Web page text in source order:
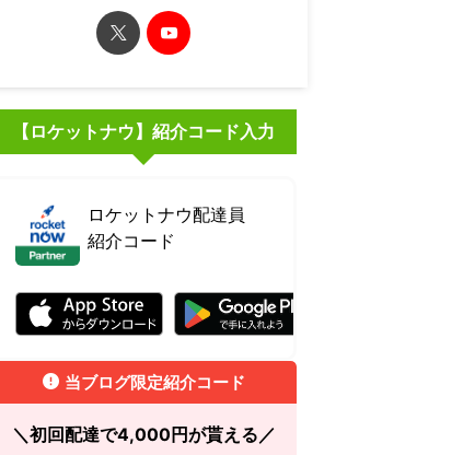
【ロケットナウ】紹介コード入力
ロケットナウ配達員
紹介コード
当ブログ限定紹介コード
＼初回配達で4,000円が貰える／